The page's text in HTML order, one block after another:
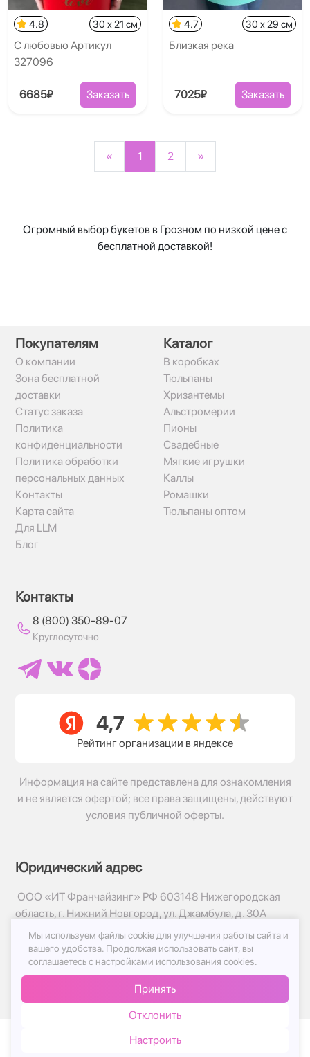
4.8 30 x 21 см
С любовью Артикул
327096
6685₽ Заказать
4.7 30 x 29 см
Близкая река
7025₽ Заказать
« 1 2 »
Огромный выбор букетов в Грозном по низкой цене с
бесплатной доставкой!
Покупателям
О компании
Зона бесплатной
доставки
Статус заказа
Политика
конфиденциальности
Политика обработки
персональных данных
Контакты
Карта сайта
Для LLM
Блог
Каталог
В коробках
Тюльпаны
Хризантемы
Альстромерии
Пионы
Свадебные
Мягкие игрушки
Каллы
Ромашки
Тюльпаны оптом
Контакты
8 (800) 350-89-07
Круглосуточно
Рейтинг организации в яндексе
Информация на сайте представлена для ознакомления
и не является офертой; все права защищены, действуют
условия публичной оферты.
Юридический адрес
ООО «ИТ Франчайзинг» РФ 603148 Нижегородская
область, г. Нижний Новгород, ул. Джамбула, д. 30А
© 2017-2026г, База Цветов 24.ру
Политика конфиденциальности
Публичная оферта
Мы используем файлы cookie для улучшения работы сайта и
вашего удобства. Продолжая использовать сайт, вы
соглашаетесь с настройками использования cookies.
Принять
Отклонить
Настроить